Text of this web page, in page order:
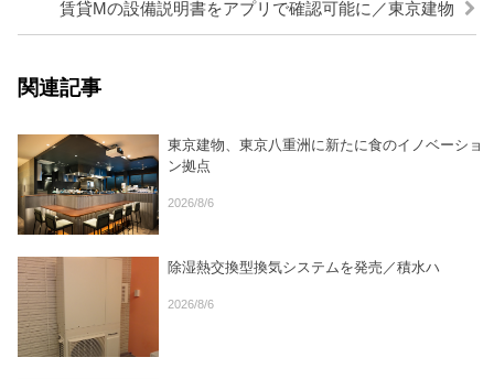
賃貸Mの設備説明書をアプリで確認可能に／東京建物
関連記事
東京建物、東京八重洲に新たに食のイノベーショ
ン拠点
2026/8/6
除湿熱交換型換気システムを発売／積水ハ
2026/8/6